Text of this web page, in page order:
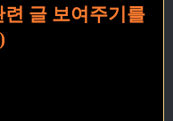
글 보여주기를